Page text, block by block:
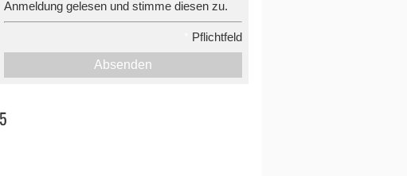
Anmeldung gelesen und stimme diesen zu.
Pflichtfeld
Absenden